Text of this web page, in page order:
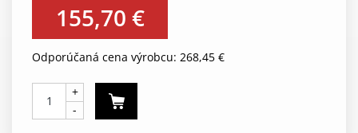
155,70 €
Odporúčaná cena výrobcu: 268,45 €
+
-